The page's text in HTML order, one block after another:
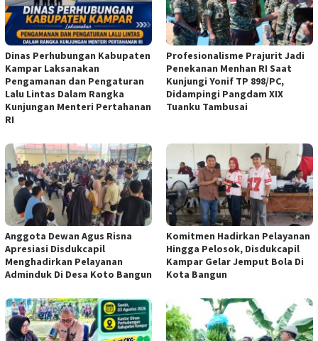
Dinas Perhubungan Kabupaten
Kampar Laksanakan
Pengamanan dan Pengaturan
Lalu Lintas Dalam Rangka
Kunjungan Menteri Pertahanan
RI
Profesionalisme Prajurit Jadi
Penekanan Menhan RI Saat
Kunjungi Yonif TP 898/PC,
Didampingi Pangdam XIX
Tuanku Tambusai
Anggota Dewan Agus Risna
Apresiasi Disdukcapil
Menghadirkan Pelayanan
Adminduk Di Desa Koto Bangun
Komitmen Hadirkan Pelayanan
Hingga Pelosok, Disdukcapil
Kampar Gelar Jemput Bola Di
Kota Bangun